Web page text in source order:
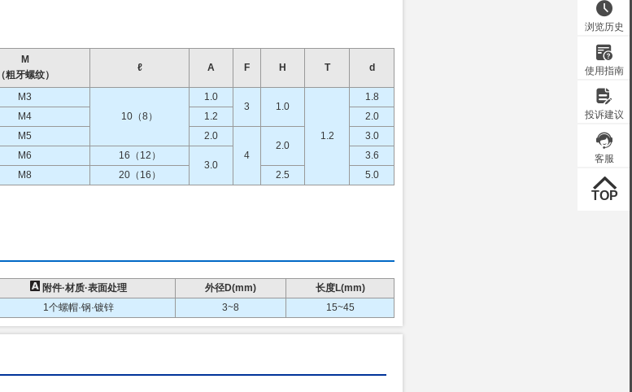
M
（粗牙螺纹）
ℓ A F H T
d
M3
10（8）
1.0
3
1.0
1.2
1.8
M4 1.2
2.0
M5
2.0
4
2.0
3.0
M6
16（12）
3.0
3.6
M8 20（16） 2.5
5.0
附件·材质·表面处理 外径D(mm)
长度L(mm)
1个螺帽·钢·镀锌 3~8 15~45